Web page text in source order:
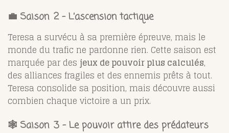
💼 Saison 2 – L’ascension tactique
Teresa a survécu à sa première épreuve, mais le
monde du trafic ne pardonne rien. Cette saison est
marquée par des jeux de pouvoir plus calculés,
des alliances fragiles et des ennemis prêts à tout.
Teresa consolide sa position, mais découvre aussi
combien chaque victoire a un prix.
🕸️ Saison 3 – Le pouvoir attire des prédateurs